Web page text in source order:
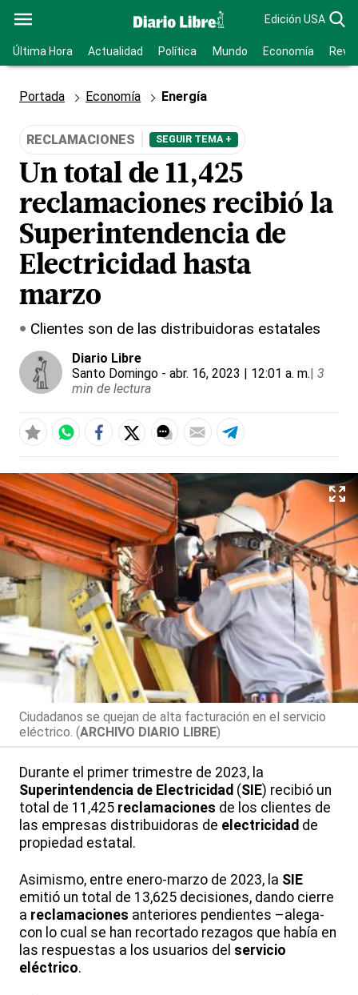
Edición USA
Última Hora Actualidad Política Mundo Economía
Portada Economía Energía
RECLAMACIONES SEGUIR TEMA +
Un total de 11,425
reclamaciones recibió la
Superintendencia de
Electricidad hasta
marzo
Clientes son de las distribuidoras estatales
Diario Libre
Santo Domingo - abr. 16, 2023 | 12:01 a. m.| 3
min de lectura
Ciudadanos se quejan de alta facturación en el servicio
eléctrico. (ARCHIVO DIARIO LIBRE)
Durante el primer trimestre de 2023, la
Superintendencia de Electricidad (SIE) recibió un
total de 11,425 reclamaciones de los clientes de
las empresas distribuidoras de electricidad de
propiedad estatal.
Asimismo, entre enero-marzo de 2023, la SIE
emitió un total de 13,625 decisiones, dando cierre
a reclamaciones anteriores pendientes –alega-
con lo cual se han recortado rezagos que había en
las respuestas a los usuarios del servicio
eléctrico.